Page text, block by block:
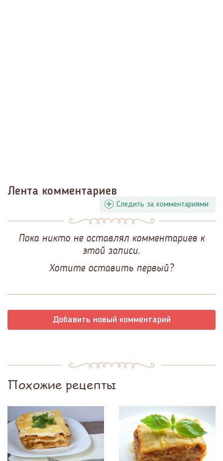
Лента комментариев
Следить за комментариями
Пока никто не оставлял комментариев к
этой записи.
Хотите оставить первый?
Добавить новый комментарий
Похожие рецепты